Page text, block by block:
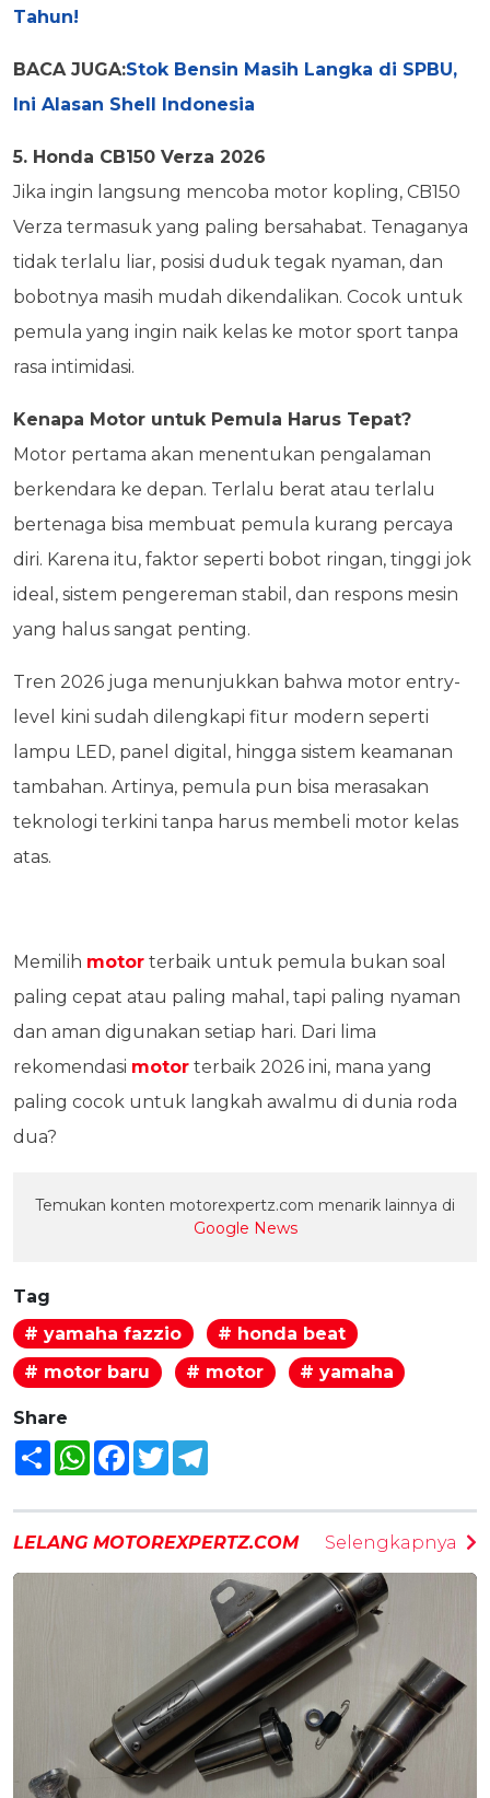
Tahun!
BACA JUGA:Stok Bensin Masih Langka di SPBU,
Ini Alasan Shell Indonesia
5. Honda CB150 Verza 2026
Jika ingin langsung mencoba motor kopling, CB150
Verza termasuk yang paling bersahabat. Tenaganya
tidak terlalu liar, posisi duduk tegak nyaman, dan
bobotnya masih mudah dikendalikan. Cocok untuk
pemula yang ingin naik kelas ke motor sport tanpa
rasa intimidasi.
Kenapa Motor untuk Pemula Harus Tepat?
Motor pertama akan menentukan pengalaman
berkendara ke depan. Terlalu berat atau terlalu
bertenaga bisa membuat pemula kurang percaya
diri. Karena itu, faktor seperti bobot ringan, tinggi jok
ideal, sistem pengereman stabil, dan respons mesin
yang halus sangat penting.
Tren 2026 juga menunjukkan bahwa motor entry-
level kini sudah dilengkapi fitur modern seperti
lampu LED, panel digital, hingga sistem keamanan
tambahan. Artinya, pemula pun bisa merasakan
teknologi terkini tanpa harus membeli motor kelas
atas.
Memilih motor terbaik untuk pemula bukan soal
paling cepat atau paling mahal, tapi paling nyaman
dan aman digunakan setiap hari. Dari lima
rekomendasi motor terbaik 2026 ini, mana yang
paling cocok untuk langkah awalmu di dunia roda
dua?
Temukan konten motorexpertz.com menarik lainnya di
Google News
Tag
# yamaha fazzio
# honda beat
# motor baru
# motor # yamaha
Share
Share WhatsAppFacebook
Twitter
LELANG MOTOREXPERTZ.COM Selengkapnya